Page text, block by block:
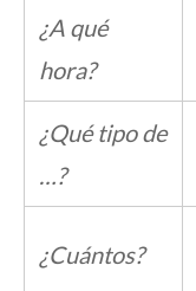
¿A qué
hora?
¿Qué tipo de
…?
¿Cuántos?